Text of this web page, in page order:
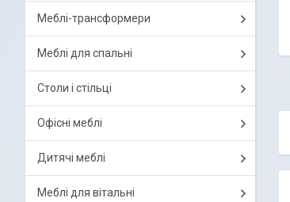
Меблі-трансформери
Меблі для спальні
Столи і стільці
Офісні меблі
Дитячі меблі
Меблі для вітальні